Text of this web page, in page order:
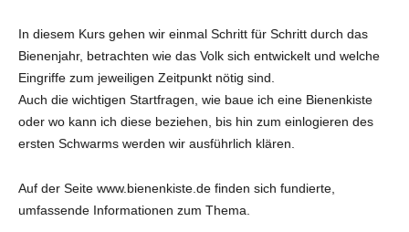
In diesem Kurs gehen wir einmal Schritt für Schritt durch das
Bienenjahr, betrachten wie das Volk sich entwickelt und welche
Eingriffe zum jeweiligen Zeitpunkt nötig sind.
Auch die wichtigen Startfragen, wie baue ich eine Bienenkiste
oder wo kann ich diese beziehen, bis hin zum einlogieren des
ersten Schwarms werden wir ausführlich klären.
Auf der Seite www.bienenkiste.de finden sich fundierte,
umfassende Informationen zum Thema.